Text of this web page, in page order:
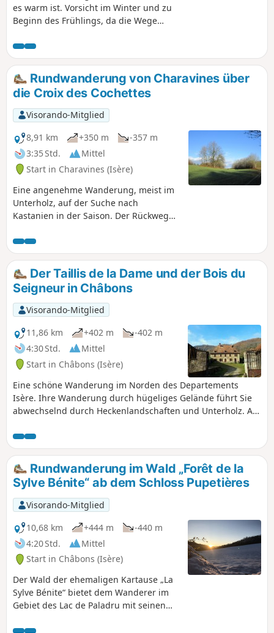
es warm ist. Vorsicht im Winter und zu
Beginn des Frühlings, da die Wege
Passagen sind etwas steil und steinig,
seien Sie vorsichtig, wenn Sie sich mit
Kindern (die gut zu Fuß sind) dorthin
wagen. Bei zügigem Tempo ist die
Wanderung in 2 Stunden zu bewältigen.
Rundwanderung von Charavines über
die Croix des Cochettes
Visorando-Mitglied
8,91 km
+350 m
-357 m
3:35 Std.
Mittel
Start in Charavines (Isère)
Eine angenehme Wanderung, meist im
Unterholz, auf der Suche nach
Kastanien in der Saison. Der Rückweg
Abschnitt asphaltierter Straße.
Der Taillis de la Dame und der Bois du
Seigneur in Châbons
Visorando-Mitglied
11,86 km
+402 m
-402 m
4:30 Std.
Mittel
Start in Châbons (Isère)
Eine schöne Wanderung im Norden des Departements
Isère. Ihre Wanderung durch hügeliges Gelände führt Sie
abwechselnd durch Heckenlandschaften und Unterholz. Auf
befürchten (außer einem unbewachten Bahnübergang, den
Sie überqueren müssen...).
Rundwanderung im Wald „Forêt de la
Sylve Bénite“ ab dem Schloss Pupetières
Visorando-Mitglied
10,68 km
+444 m
-440 m
4:20 Std.
Mittel
Start in Châbons (Isère)
Der Wald der ehemaligen Kartause „La
Sylve Bénite“ bietet dem Wanderer im
Gebiet des Lac de Paladru mit seinen